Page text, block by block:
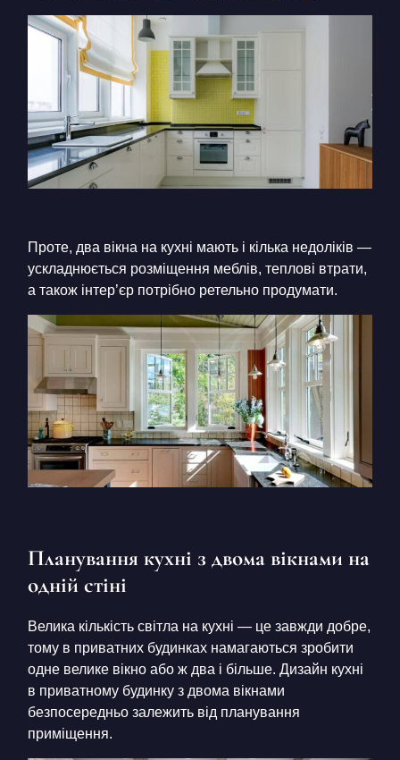
Проте, два вікна на кухні мають і кілька недоліків —
ускладнюється розміщення меблів, теплові втрати,
а також інтер’єр потрібно ретельно продумати.
Планування кухні з двома вікнами на
одній стіні
Велика кількість світла на кухні — це завжди добре,
тому в приватних будинках намагаються зробити
одне велике вікно або ж два і більше. Дизайн кухні
в приватному будинку з двома вікнами
безпосередньо залежить від планування
приміщення.